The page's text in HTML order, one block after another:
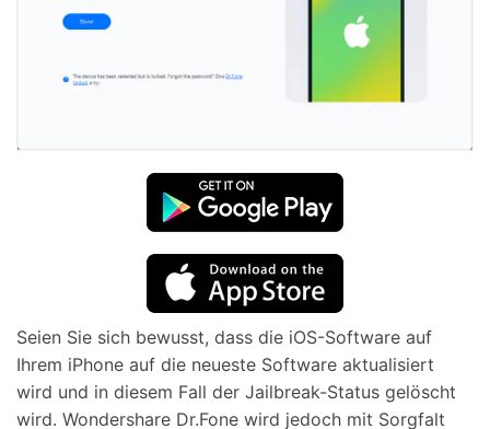
Seien Sie sich bewusst, dass die iOS-Software auf
Ihrem iPhone auf die neueste Software aktualisiert
wird und in diesem Fall der Jailbreak-Status gelöscht
wird. Wondershare Dr.Fone wird jedoch mit Sorgfalt